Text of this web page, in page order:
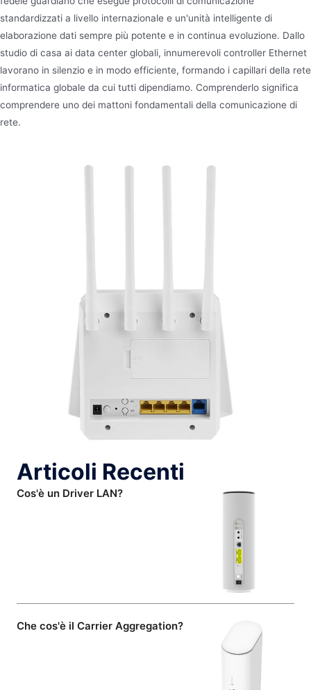
standardizzati a livello internazionale e un'unità intelligente di
elaborazione dati sempre più potente e in continua evoluzione. Dallo
studio di casa ai data center globali, innumerevoli controller Ethernet
lavorano in silenzio e in modo efficiente, formando i capillari della rete
informatica globale da cui tutti dipendiamo. Comprenderlo significa
comprendere uno dei mattoni fondamentali della comunicazione di
rete.
Articoli Recenti
Cos'è un Driver LAN?
Che cos'è il Carrier Aggregation?